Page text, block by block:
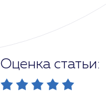
Оценка статьи: